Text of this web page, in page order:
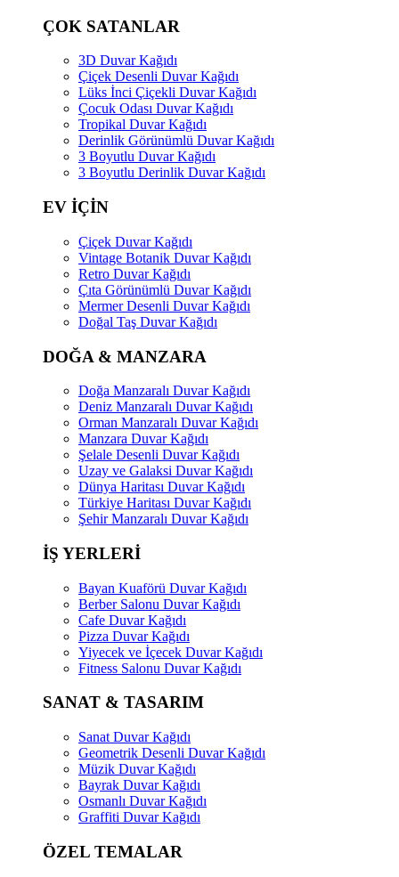
ÇOK SATANLAR
3D Duvar Kağıdı
Çiçek Desenli Duvar Kağıdı
Lüks İnci Çiçekli Duvar Kağıdı
Çocuk Odası Duvar Kağıdı
Tropikal Duvar Kağıdı
Derinlik Görünümlü Duvar Kağıdı
3 Boyutlu Duvar Kağıdı
3 Boyutlu Derinlik Duvar Kağıdı
EV İÇİN
Çiçek Duvar Kağıdı
Vintage Botanik Duvar Kağıdı
Retro Duvar Kağıdı
Çıta Görünümlü Duvar Kağıdı
Mermer Desenli Duvar Kağıdı
Doğal Taş Duvar Kağıdı
DOĞA & MANZARA
Doğa Manzaralı Duvar Kağıdı
Deniz Manzaralı Duvar Kağıdı
Orman Manzaralı Duvar Kağıdı
Manzara Duvar Kağıdı
Şelale Desenli Duvar Kağıdı
Uzay ve Galaksi Duvar Kağıdı
Dünya Haritası Duvar Kağıdı
Türkiye Haritası Duvar Kağıdı
Şehir Manzaralı Duvar Kağıdı
İŞ YERLERİ
Bayan Kuaförü Duvar Kağıdı
Berber Salonu Duvar Kağıdı
Cafe Duvar Kağıdı
Pizza Duvar Kağıdı
Yiyecek ve İçecek Duvar Kağıdı
Fitness Salonu Duvar Kağıdı
SANAT & TASARIM
Sanat Duvar Kağıdı
Geometrik Desenli Duvar Kağıdı
Müzik Duvar Kağıdı
Bayrak Duvar Kağıdı
Osmanlı Duvar Kağıdı
Graffiti Duvar Kağıdı
ÖZEL TEMALAR